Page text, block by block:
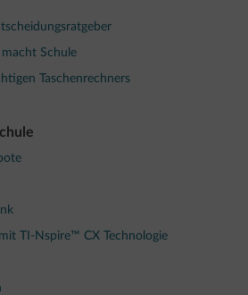
Schule
Taschenrechners
TI-Nspire™ CX Technologie